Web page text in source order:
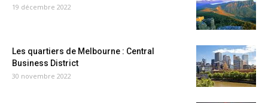
19 décembre 2022
Les quartiers de Melbourne : Central
Business District
30 novembre 2022